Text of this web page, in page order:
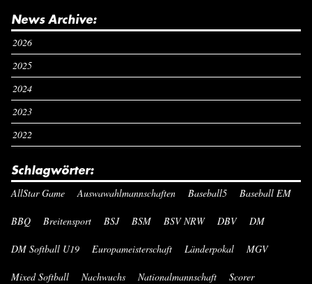
News Archive:
2026
2025
2024
2023
2022
Schlagwörter:
AllStar Game Auswawahlmannschaften Baseball5 Baseball EM
BBQ Breitensport BSJ BSM BSV NRW DBV DM
DM Softball U19 Europameisterschaft Länderpokal MGV
Mixed Softball Nachwuchs Nationalmannschaft Scorer